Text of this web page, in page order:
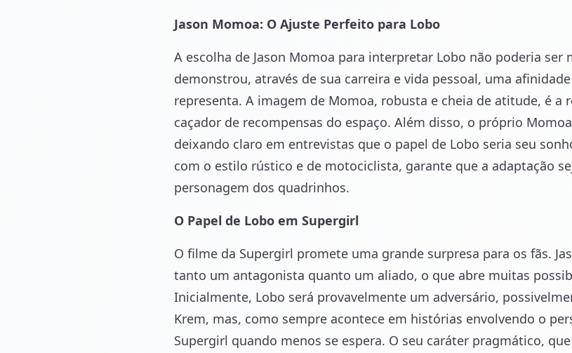
Jason Momoa: O Ajuste Perfeito para Lobo
A escolha de Jason Momoa para interpretar Lobo não poderia ser
demonstrou, através de sua carreira e vida pessoal, uma
representa. A imagem de Momoa, robusta e cheia de atitude, é a
caçador de recompensas do espaço. Além disso, o próprio
deixando claro em entrevistas que o papel de Lobo seria seu
com o estilo rústico e de motociclista, garante que a adaptação
personagem dos quadrinhos.
O Papel de Lobo em Supergirl
O filme da Supergirl promete uma grande surpresa para os fãs.
tanto um antagonista quanto um aliado, o que abre muitas
Inicialmente, Lobo será provavelmente um adversário,
Krem, mas, como sempre acontece em histórias envolvendo o
Supergirl quando menos se espera. O seu caráter pragmático,